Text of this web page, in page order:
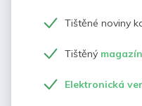
Tištěné noviny
Tištěný
Elektronická